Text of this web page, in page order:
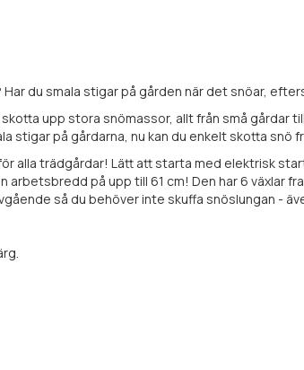
du smala stigar på gården när det snöar,
upp stora snömassor, allt från små
stigar på gårdarna, nu kan du enkelt skotta snö
alla trädgårdar! Lätt att starta med elektrisk
på upp till 61 cm! Den har 6 växlar
så du behöver inte skuffa snöslungan -